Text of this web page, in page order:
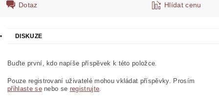
Dotaz Hlídat cenu
DISKUZE
Buďte první, kdo napíše příspěvek k této položce.
Pouze registrovaní uživatelé mohou vkládat příspěvky. Prosím
přihlaste senebo se registrujte.